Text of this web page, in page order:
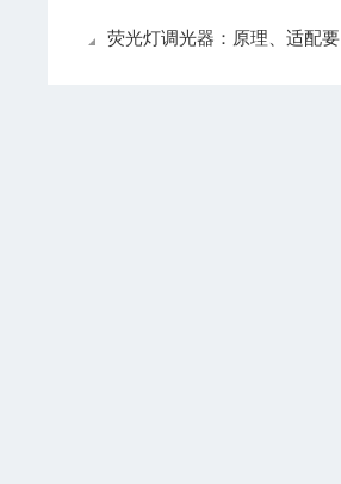
荧光灯调光器：原理、适配要点与使用养护技巧